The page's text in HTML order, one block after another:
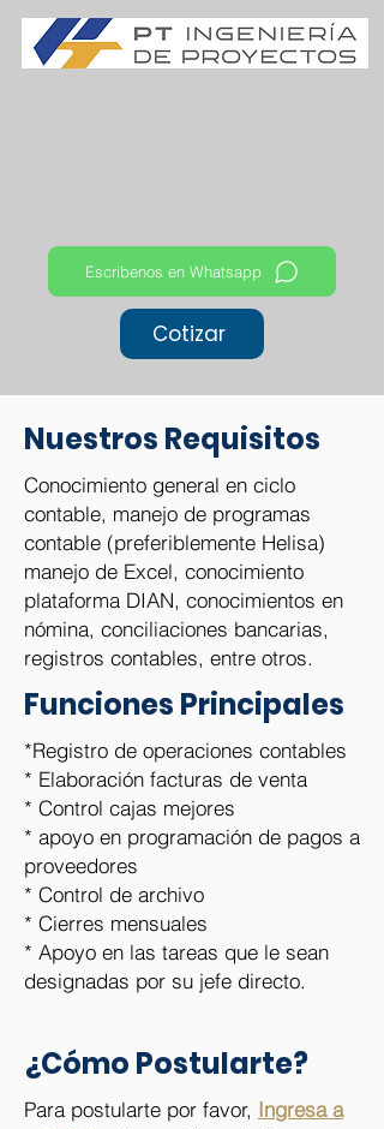
Cotizar
Escribenos en Whatsapp
Nuestros Requisitos
Conocimiento general en ciclo
contable, manejo de programas
contable (preferiblemente Helisa)
manejo de Excel, conocimiento
plataforma DIAN, conocimientos en
nómina, conciliaciones bancarias,
registros contables, entre otros.
Funciones Principales
*Registro de operaciones contables
* Elaboración facturas de venta
* Control cajas mejores
* apoyo en programación de pagos a
proveedores
* Control de archivo
* Cierres mensuales
* Apoyo en las tareas que le sean
designadas por su jefe directo.
¿Cómo Postularte?
Para postularte por favor, Ingresa a